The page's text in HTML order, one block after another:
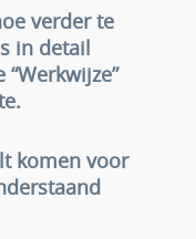
verder te
in detail
komen voor